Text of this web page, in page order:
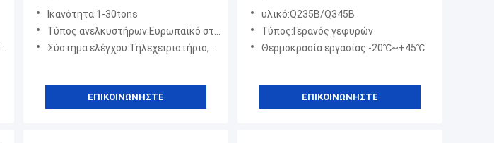
λειτουργώντας επίπεδο μ3-M5
Ικανότητα:1-30tons
Τύπος ανελκυστήρων:Ευρωπαϊκό στυλ. Έλεγχος μετατροπής συχνότητας
Σύστημα ελέγχου:Τηλεχειριστήριο, Έλεγχος κουμπιού καλωδίων
ΕΠΙΚΟΙΝΩΝΉΣΤΕ
λειτουργώντας επίπεδο M5-M7
υλικό:Q235B/Q345B
Τύπος:Γερανός γεφυρών
Θερμοκρασία εργασίας:-20℃~+45℃
ΕΠΙΚΟΙΝΩΝΉΣΤΕ